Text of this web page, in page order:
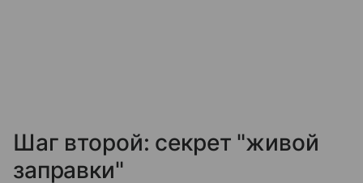
Шаг второй: секрет "живой
заправки"